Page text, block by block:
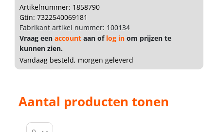
Artikelnummer: 1858790
Gtin: 7322540069181
Fabrikant artikel nummer: 100134
Vraag een account aan of log in om prijzen te
kunnen zien.
Vandaag besteld, morgen geleverd
Aantal producten tonen